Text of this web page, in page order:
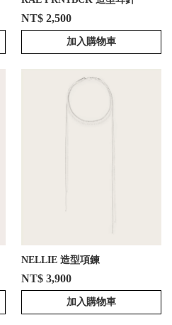
NT$ 2,500
加入購物車
NELLIE 造型項鍊
NT$ 3,900
加入購物車